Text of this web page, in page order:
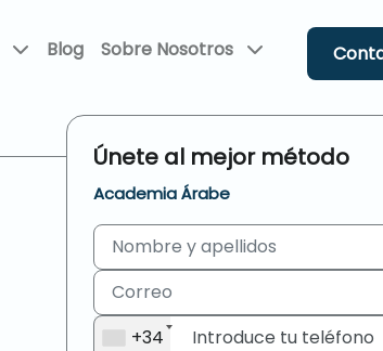
Blog Sobre Nosotros
Únete al mejor método
Academia Árabe
+34